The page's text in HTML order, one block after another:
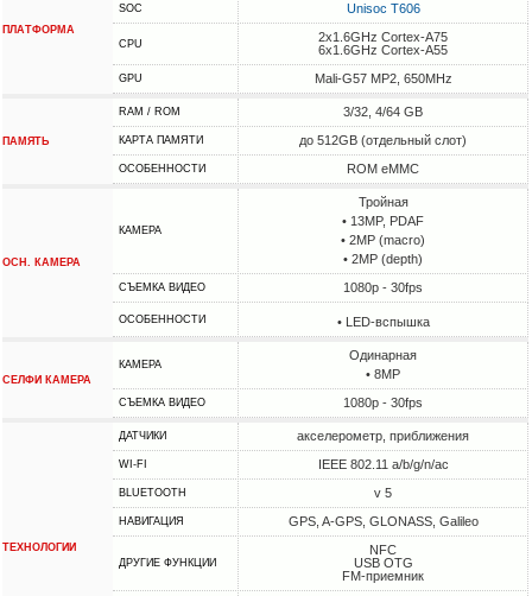
ПЛАТФОРМА
SOC Unisoc T606
CPU
2x1.6GHz Cortex-A75
6x1.6GHz Cortex-A55
GPU Mali-G57 MP2, 650MHz
ПАМЯТЬ
RAM / ROM 3/32, 4/64 GB
КАРТА ПАМЯТИ до 512GB (отдельный слот)
ОСОБЕННОСТИ ROM eMMC
ОСН. КАМЕРА
КАМЕРА
Тройная
• 13MP, PDAF
• 2MP (macro)
• 2MP (depth)
СЪЕМКА ВИДЕО 1080p - 30fps
ОСОБЕННОСТИ • LED-вспышка
СЕЛФИ КАМЕРА
КАМЕРА
Одинарная
• 8MP
СЪЕМКА ВИДЕО 1080p - 30fps
ТЕХНОЛОГИИ
ДАТЧИКИ акселерометр, приближения
WI-FI IEEE 802.11 a/b/g/n/ac
BLUETOOTH v 5
НАВИГАЦИЯ GPS, A-GPS, GLONASS, Galileo
ДРУГИЕ ФУНКЦИИ
NFC
USB OTG
FM-приемник